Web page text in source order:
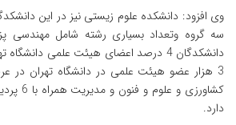
وی افزود: دانشکده علوم زیستی نیز در این
سه گروه وتعداد بسیاری رشته شامل
دانشکدگان 4 درصد اعضای هیئت علمی
3 هزار عضو هیئت علمی در دانشگاه تهران
دارد.